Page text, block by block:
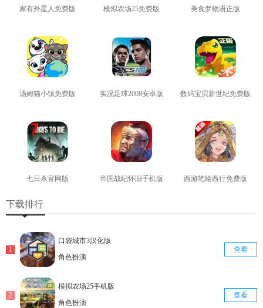
家有外星人免费版 模拟农场25免费版 美食梦物语正版
汤姆猫小镇免费版 实况足球2008安卓版 数码宝贝新世纪免费版
七日杀官网版 帝国战纪怀旧手机版 西游笔绘西行免费版
下载排行
口袋城市3汉化版
角色扮演
查看
模拟农场25手机版
角色扮演
查看